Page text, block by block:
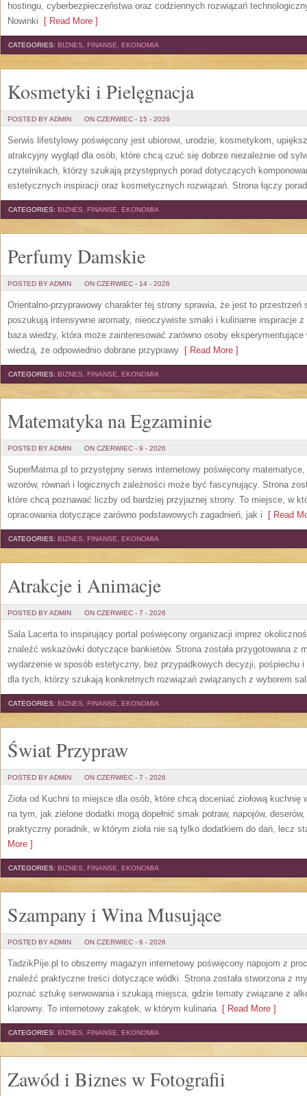
hostingu, cyberbezpieczeństwa oraz codziennych rozwiązań
Nowinki [ Read More ]
CATEGORIES: BIZNES, FINANSE, EKONOMIA
Kosmetyki i Pielęgnacja
POSTED BY ADMIN ON CZERWIEC - 15 - 2026
Serwis lifestylowy poświęcony jest ubiorowi, urodzie, kosmetykom,
atrakcyjny wygląd dla osób, które chcą czuć się dobrze niezależnie od
czytelnikach, którzy szukają przystępnych porad dotyczących
estetycznych inspiracji oraz kosmetycznych rozwiązań. Strona łączy
CATEGORIES: BIZNES, FINANSE, EKONOMIA
Perfumy Damskie
POSTED BY ADMIN ON CZERWIEC - 14 - 2026
Orientalno-przyprawowy charakter tej strony sprawia, że jest to
poszukują intensywne aromaty, nieoczywiste smaki i kulinarne inspiracje
baza wiedzy, która może zainteresować zarówno osoby
wiedzą, że odpowiednio dobrane przyprawy [ Read More ]
CATEGORIES: BIZNES, FINANSE, EKONOMIA
Matematyka na Egzaminie
POSTED BY ADMIN ON CZERWIEC - 9 - 2026
SuperMatma.pl to przystępny serwis internetowy poświęcony
wzorów, równań i logicznych zależności może być fascynujący. Strona
które chcą poznawać liczby od bardziej przyjaznej strony. To miejsce, w
opracowania dotyczące zarówno podstawowych zagadnień, jak i [ Read
CATEGORIES: BIZNES, FINANSE, EKONOMIA
Atrakcje i Animacje
POSTED BY ADMIN ON CZERWIEC - 7 - 2026
Sala Lacerta to inspirujący portal poświęcony organizacji imprez
znaleźć wskazówki dotyczące bankietów. Strona została przygotowana z
wydarzenie w sposób estetyczny, bez przypadkowych decyzji, pośpiechu
dla tych, którzy szukają konkretnych rozwiązań związanych z wyborem
CATEGORIES: BIZNES, FINANSE, EKONOMIA
Świat Przypraw
POSTED BY ADMIN ON CZERWIEC - 7 - 2026
Zioła od Kuchni to miejsce dla osób, które chcą doceniać ziołową
na tym, jak zielone dodatki mogą dopełnić smak potraw, napojów,
praktyczny poradnik, w którym zioła nie są tylko dodatkiem do dań, lecz
More ]
CATEGORIES: BIZNES, FINANSE, EKONOMIA
Szampany i Wina Musujące
POSTED BY ADMIN ON CZERWIEC - 6 - 2026
TadzikPije.pl to obszerny magazyn internetowy poświęcony napojom z
znaleźć praktyczne treści dotyczące wódki. Strona została stworzona z
poznać sztukę serwowania i szukają miejsca, gdzie tematy związane z
klarowny. To internetowy zakątek, w którym kulinaria[ Read More ]
CATEGORIES: BIZNES, FINANSE, EKONOMIA
Zawód i Biznes w Fotografii